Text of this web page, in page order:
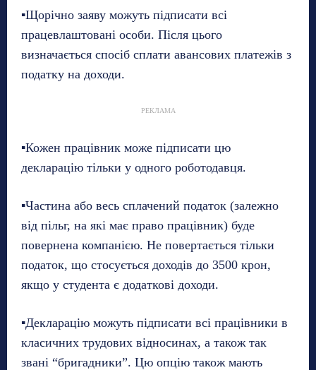
▪️Щорічно заяву можуть підписати всі
працевлаштовані особи. Після цього
визначається спосіб сплати авансових платежів з
податку на доходи.
РЕКЛАМА
▪️Кожен працівник може підписати цю
декларацію тільки у одного роботодавця.
▪️Частина або весь сплачений податок (залежно
від пільг, на які має право працівник) буде
повернена компанією. Не повертається тільки
податок, що стосується доходів до 3500 крон,
якщо у студента є додаткові доходи.
▪️Декларацію можуть підписати всі працівники в
класичних трудових відносинах, а також так
звані “бригадники”. Цю опцію також мають